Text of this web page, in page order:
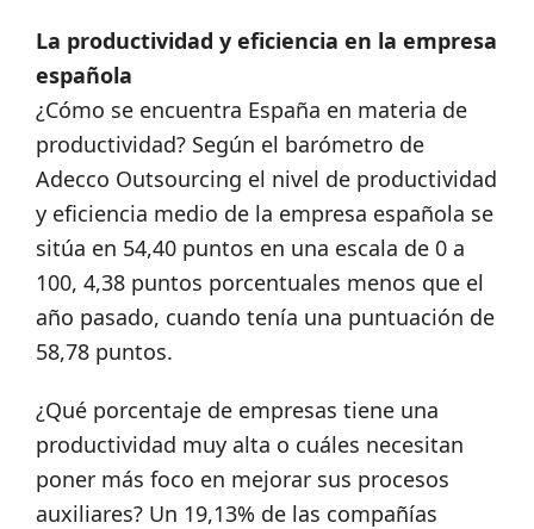
La productividad y eficiencia en la empresa
española
¿Cómo se encuentra España en materia de
productividad? Según el barómetro de
Adecco Outsourcing el nivel de productividad
y eficiencia medio de la empresa española se
sitúa en 54,40 puntos en una escala de 0 a
100, 4,38 puntos porcentuales menos que el
año pasado, cuando tenía una puntuación de
58,78 puntos.
¿Qué porcentaje de empresas tiene una
productividad muy alta o cuáles necesitan
poner más foco en mejorar sus procesos
auxiliares? Un 19,13% de las compañías